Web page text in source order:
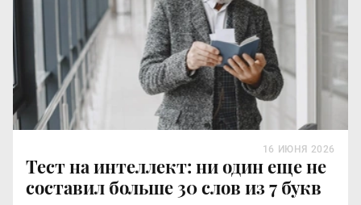
Тест на интеллект: ни один еще не
составил больше 30 слов из 7 букв
16 ИЮНЯ 2026